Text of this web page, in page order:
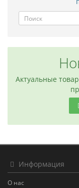
Актуальные
Информация
О нас